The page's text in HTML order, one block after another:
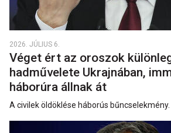
2026. JÚLIUS 6.
Véget ért az oroszok
hadművelete Ukrajnában,
háborúra állnak át
A civilek öldöklése háborús bűncselekmény.